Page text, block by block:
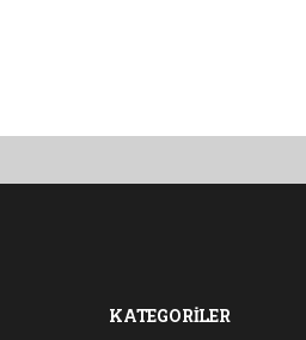
KATEGORİLER